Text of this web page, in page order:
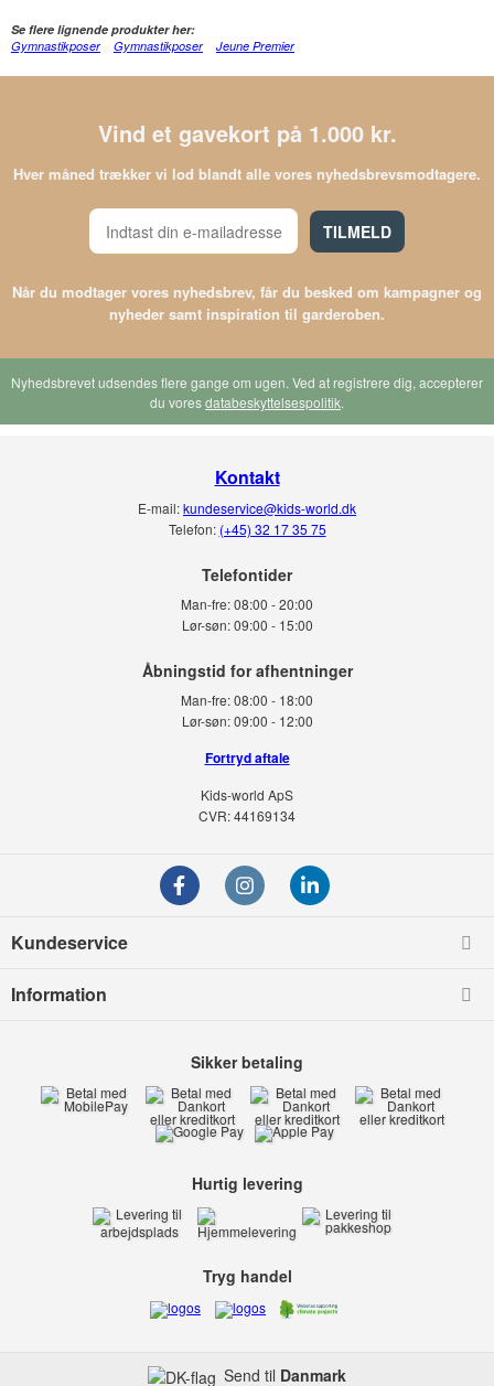
Se flere lignende produkter her:
Gymnastikposer
Gymnastikposer Jeune Premier
Vind et gavekort på 1.000 kr.
Hver måned trækker vi lod blandt alle vores nyhedsbrevsmodtagere.
TILMELD
Når du modtager vores nyhedsbrev, får du besked om kampagner og
nyheder samt inspiration til garderoben.
Nyhedsbrevet udsendes flere gange om ugen. Ved at registrere dig, accepterer
du voresdatabeskyttelsespolitik.
Kontakt
E-mail:kundeservice@kids-world.dk
Telefon: (+45) 32 17 35 75
Telefontider
Man-fre:08:00 - 20:00
Lør-søn: 09:00 - 15:00
Man-fre:08:00 - 18:00
Lør-søn:09:00 - 12:00
Fortryd aftale
Kids-world ApS
CVR: 44169134
Kundeservice
Information
Send til Danmark
Sikker betaling
Hurtig levering
Tryg handel